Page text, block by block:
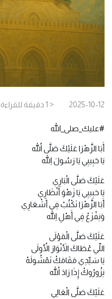
2025-10-12
< 1 دقيقة للقراءة
#عليك_صلى_الله
أَبَا الزَّهْرَا عَلَيْكَ صَلَّى اللهُ
يَا حَبِيبِي يَا رَسُولَ اللهِ
عَلَيْكَ صَلَّى الْبَارِي
يَا حَبِيبِي يَا زَهْوَ أَنْظَارِي
أَبَا الزَّهْرَا نَكْتُبْ فِي أَشْعَارِي
وَنِفْزَعْ فِي أَهْلِ اللهِ
عَلَيْكَ صَلَّى الْمَوْلَى
اللِّي عْطَاكَ الأَنْوَارَ الأُولَى
يَا سَيِّدِي مَقَامَكْ نَمْشُولَهْ
نِزُورُوكْ إِذَا رَادَ اللهُ
عَلَيْكَ صَلَّى الْعَالِي